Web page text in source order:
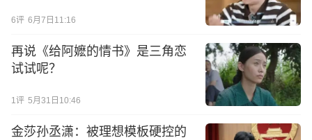
6评 6月7日11:16
再说《给阿嬷的情书》是三角恋
试试呢？
1评 5月31日10:46
金莎孙丞潇：被理想模板硬控的